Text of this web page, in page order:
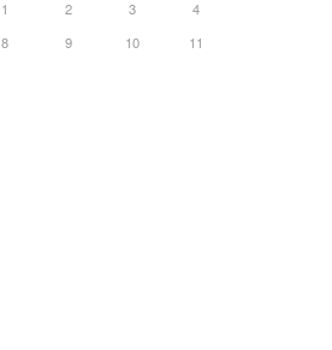
1 2 3
4
8 9 10 11